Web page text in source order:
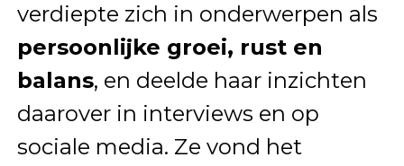
verdiepte zich in onderwerpen als
persoonlijke groei, rust en
balans, en deelde haar inzichten
daarover in interviews en op
sociale media. Ze vond het